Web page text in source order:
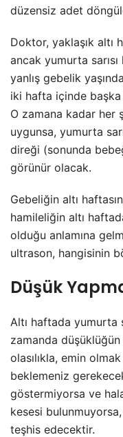
düzensiz adet
Doktor, yaklaşık altı
ancak yumurta
yanlış gebelik
iki hafta içinde
O zamana kadar her
uygunsa, yumurta
direği (sonunda
görünür olacak.
Gebeliğin altı
hamileliğin altı
olduğu anlamına
ultrason, hangisinin
Düşük
Altı haftada yumurta
zamanda
olasılıkla, emin
beklemeniz
göstermiyorsa ve
kesesi
teşhis edecektir.